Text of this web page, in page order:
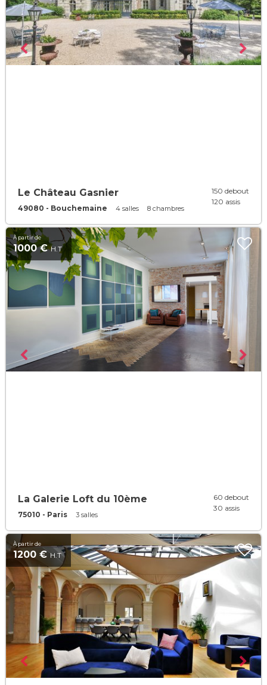
Le Château Gasnier
49080 - Bouchemaine 4 salles 8 chambres
150 debout
120 assis
À partir de
1000 €H.T
La Galerie Loft du 10ème
75010 - Paris 3 salles
60 debout
30 assis
À partir de
1200 €H.T